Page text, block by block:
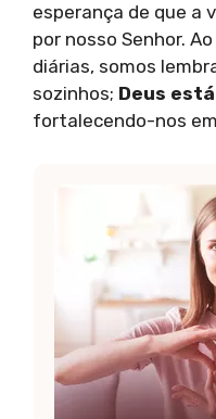
esperança de que a
por nosso Senhor.
diárias, somos
sozinhos; Deus
fortalecendo-nos